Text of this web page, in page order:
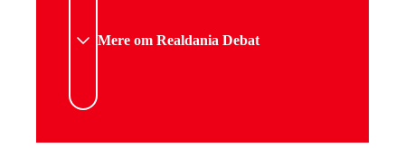
Mere om Realdania Debat